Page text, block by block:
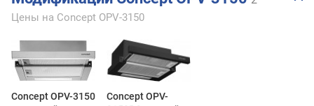
Цены на Concept OPV-3150
Concept OPV-3150
Concept OPV-